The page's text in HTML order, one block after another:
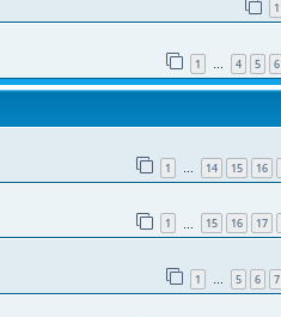
1
1 … 4 5 6
1 … 14 15 16
1 15 16 17
1 … 5 6 7